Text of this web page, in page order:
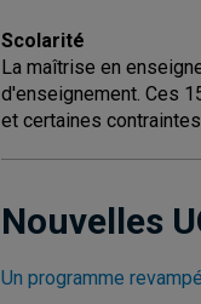
Scolarité
La maîtrise en
d'enseignement. Ces
et certaines
Nouvelles
Un programme revampé